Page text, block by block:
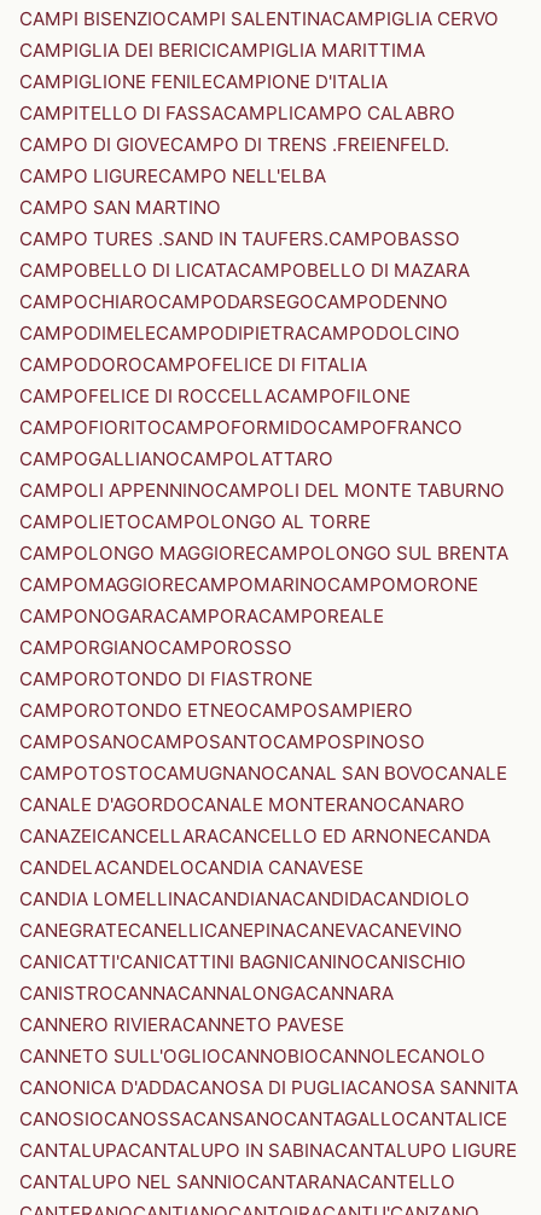
CAMPI BISENZIOCAMPI SALENTINACAMPIGLIA CERVO
CAMPIGLIA DEI BERICICAMPIGLIA MARITTIMA
CAMPIGLIONE FENILECAMPIONE D'ITALIA
CAMPITELLO DI FASSACAMPLICAMPO CALABRO
CAMPO DI GIOVECAMPO DI TRENS .FREIENFELD.
CAMPO LIGURECAMPO NELL'ELBA
CAMPO SAN MARTINO
CAMPO TURES .SAND IN TAUFERS.CAMPOBASSO
CAMPOBELLO DI LICATACAMPOBELLO DI MAZARA
CAMPOCHIAROCAMPODARSEGOCAMPODENNO
CAMPODIMELECAMPODIPIETRACAMPODOLCINO
CAMPODOROCAMPOFELICE DI FITALIA
CAMPOFELICE DI ROCCELLACAMPOFILONE
CAMPOFIORITOCAMPOFORMIDOCAMPOFRANCO
CAMPOGALLIANOCAMPOLATTARO
CAMPOLI APPENNINOCAMPOLI DEL MONTE TABURNO
CAMPOLIETOCAMPOLONGO AL TORRE
CAMPOLONGO MAGGIORECAMPOLONGO SUL BRENTA
CAMPOMAGGIORECAMPOMARINOCAMPOMORONE
CAMPONOGARACAMPORACAMPOREALE
CAMPORGIANOCAMPOROSSO
CAMPOROTONDO DI FIASTRONE
CAMPOROTONDO ETNEOCAMPOSAMPIERO
CAMPOSANOCAMPOSANTOCAMPOSPINOSO
CAMPOTOSTOCAMUGNANOCANAL SAN BOVOCANALE
CANALE D'AGORDOCANALE MONTERANOCANARO
CANAZEICANCELLARACANCELLO ED ARNONECANDA
CANDELACANDELOCANDIA CANAVESE
CANDIA LOMELLINACANDIANACANDIDACANDIOLO
CANEGRATECANELLICANEPINACANEVACANEVINO
CANICATTI'CANICATTINI BAGNICANINOCANISCHIO
CANISTROCANNACANNALONGACANNARA
CANNERO RIVIERACANNETO PAVESE
CANNETO SULL'OGLIOCANNOBIOCANNOLECANOLO
CANONICA D'ADDACANOSA DI PUGLIACANOSA SANNITA
CANOSIOCANOSSACANSANOCANTAGALLOCANTALICE
CANTALUPACANTALUPO IN SABINACANTALUPO LIGURE
CANTALUPO NEL SANNIOCANTARANACANTELLO